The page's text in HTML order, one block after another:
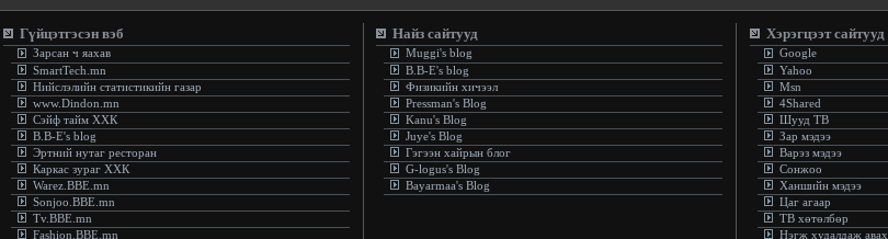
Гүйцэтгэсэн вэб
Зарсан ч яахав
SmartTech.mn
Нийслэлийн статистикийн газар
www.Dindon.mn
Сэйф тайм ХХК
B.B-E's blog
Эртний нутаг ресторан
Каркас зураг ХХК
Warez.BBE.mn
Sonjoo.BBE.mn
Tv.BBE.mn
Fashion.BBE.mn
Найз сайтууд
Muggi's blog
B.B-E's blog
Физикийн хичээл
Pressman's Blog
Kanu's Blog
Juye's Blog
Гэгээн хайрын блог
G-logus's Blog
Bayarmaa's Blog
Хэрэгцээт сайтууд
Google
Yahoo
Msn
4Shared
Шууд ТВ
Зар мэдээ
Варэз мэдээ
Сонжоо
Ханшийн мэдээ
Цаг агаар
ТВ хөтөлбөр
Нэгж худалдаж авах